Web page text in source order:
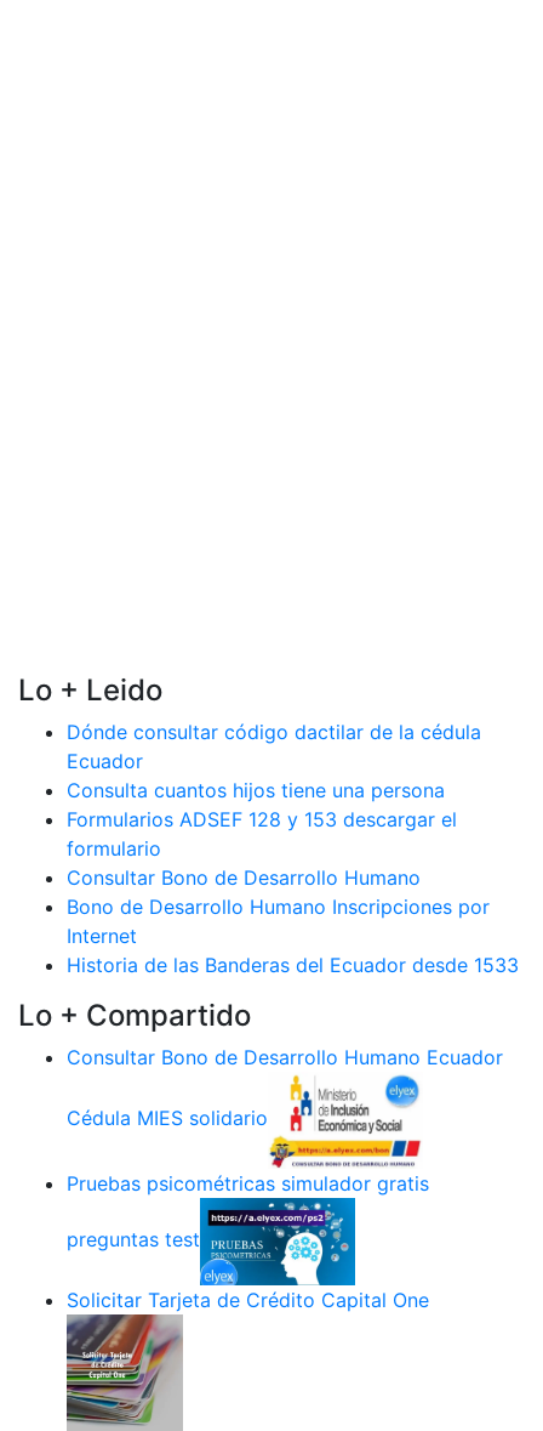
Lo + Leido
Dónde consultar código dactilar de la cédula
Ecuador
Consulta cuantos hijos tiene una persona
Formularios ADSEF 128 y 153 descargar el
formulario
Consultar Bono de Desarrollo Humano
Bono de Desarrollo Humano Inscripciones por
Internet
Historia de las Banderas del Ecuador desde 1533
Lo + Compartido
Consultar Bono de Desarrollo Humano Ecuador
Cédula MIES solidario
Pruebas psicométricas simulador gratis
preguntas test
Solicitar Tarjeta de Crédito Capital One